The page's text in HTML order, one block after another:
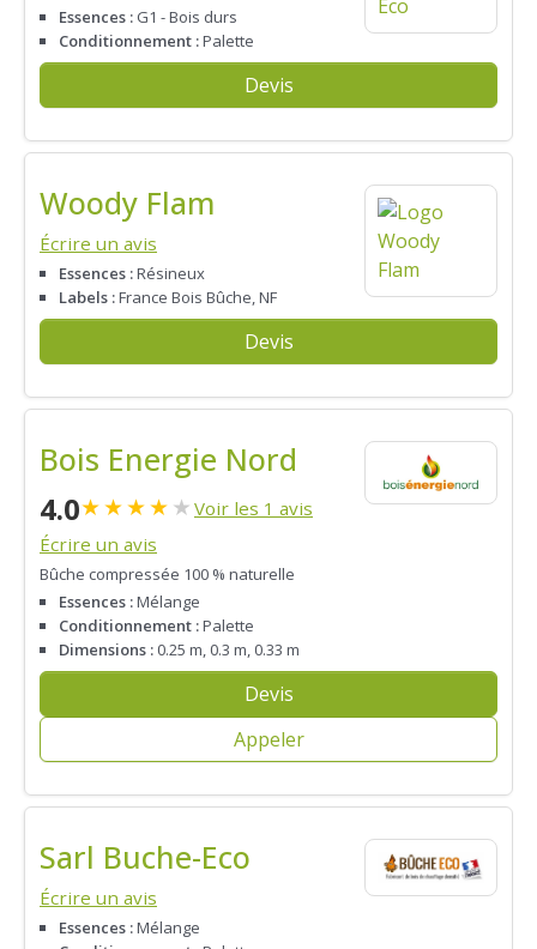
Essences : G1 - Bois durs
Conditionnement :Palette
Devis
Woody Flam
Écrire un avis
Essences :Résineux
Labels :France Bois Bûche, NF
Devis
Bois Energie Nord
4.0★★★★★ Voir les 1 avis
Écrire un avis
Bûche compressée 100 % naturelle
Essences :Mélange
Conditionnement :Palette
Dimensions : 0.25 m, 0.3 m, 0.33 m
Devis
Appeler
Sarl Buche-Eco
Écrire un avis
Essences :Mélange